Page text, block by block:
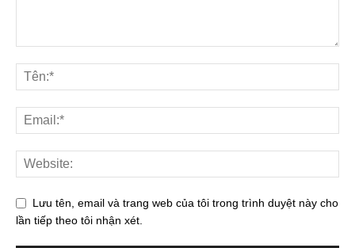
Lưu tên, email và trang web của tôi trong trình duyệt này cho
lần tiếp theo tôi nhận xét.